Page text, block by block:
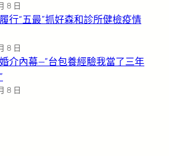
8 日
行“五最”抓好森和診所健檢疫情
8 日
介內幕—”台包養經驗我當了三年
8 日